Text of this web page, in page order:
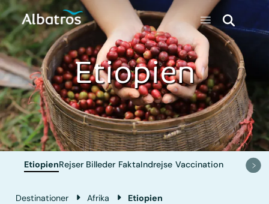
Etiopien
EtiopienRejser Billeder FaktaIndrejse Vaccination
Destinationer Afrika Etiopien